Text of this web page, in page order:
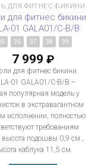
ДЛЯ ФИТНЕС-БИКИНИ
для фитнес бикини
01 GALA01/C-B/B
36 37 38 39
7 999 ₽
для фитнес бикини
01 GALA01/C-B/B –
популярная модель у
в экстравагантном
исполнении, полностью
требованиям
высота подошвы 0,9 см.,
каблука 11,5 см.